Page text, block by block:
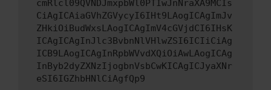
cmRlcl09QVNDJmxpbWl0PTIwJnNraXA9MCIs
CiAgICAiaGVhZGVycyI6IHt9LAogICAgImJv
ZHkiOiBudWxsLAogICAgImV4cGVjdCI6IHsK
ICAgICAgInJlc3BvbnNlVHlwZSI6ICIiCiAg
ICB9LAogICAgInRpbWVvdXQiOiAwLAogICAg
InByb2dyZXNzIjogbnVsbCwKICAgICJyaXNr
eSI6IGZhbHNlCiAgfQp9